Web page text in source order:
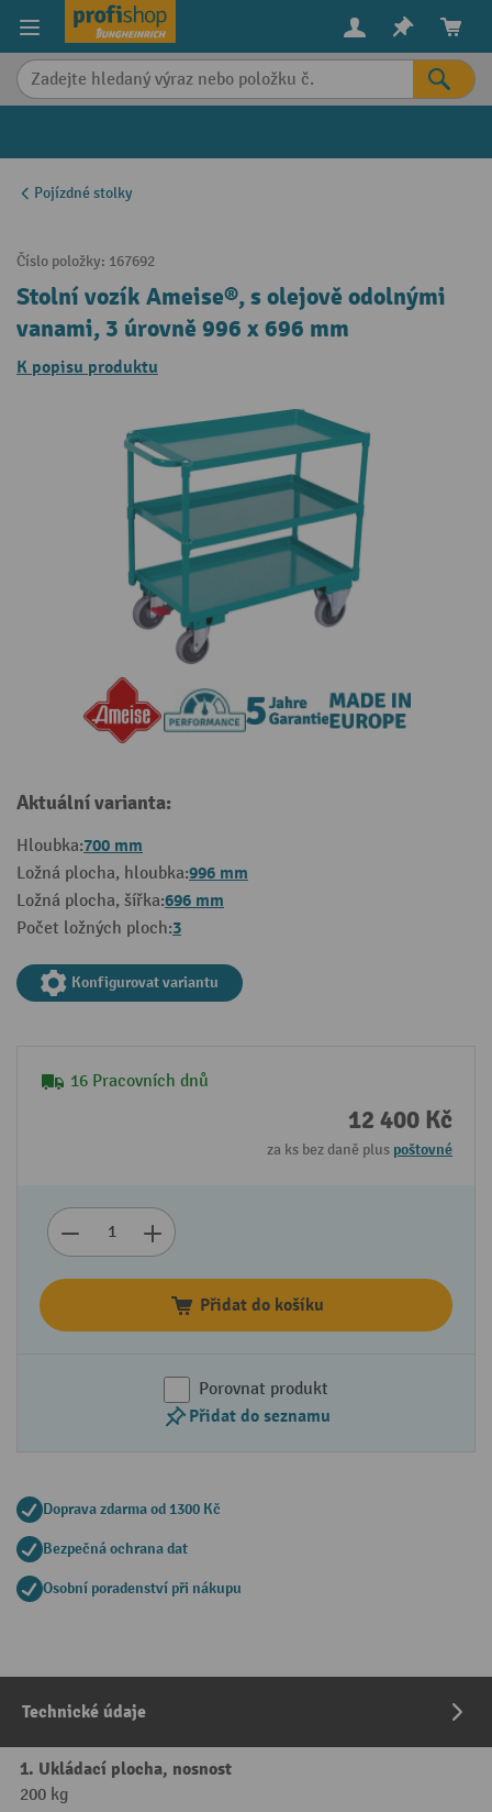
content
Pojízdné stolky
Číslo položky: 167692
Stolní vozík Ameise®, s olejově odolnými
vanami, 3 úrovně 996 x 696 mm
K popisu produktu
Aktuální varianta:
Hloubka:700 mm
Ložná plocha, hloubka:996 mm
Ložná plocha, šířka:696 mm
Počet ložných ploch:3
Konfigurovat variantu
16 Pracovních dnů
12 400 Kč
za ks bez daně plus poštovné
Přidat do košíku
Porovnat produkt
Přidat do seznamu
Doprava zdarma od 1300 Kč
Bezpečná ochrana dat
Osobní poradenství při nákupu
Technické údaje
1. Ukládací plocha, nosnost
200 kg